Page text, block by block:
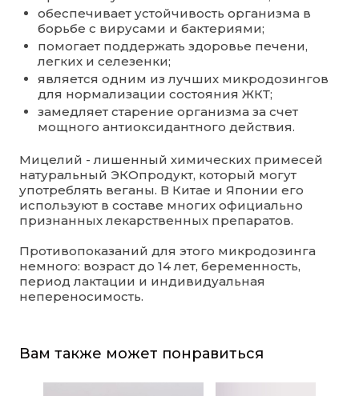
обеспечивает устойчивость организма в
борьбе с вирусами и бактериями;
помогает поддержать здоровье печени,
легких и селезенки;
является одним из лучших микродозингов
для нормализации состояния ЖКТ;
замедляет старение организма за счет
мощного антиоксидантного действия.
Мицелий - лишенный химических примесей
натуральный ЭКОпродукт, который могут
употреблять веганы. В Китае и Японии его
используют в составе многих официально
признанных лекарственных препаратов.
Противопоказаний для этого микродозинга
немного: возраст до 14 лет, беременность,
период лактации и индивидуальная
непереносимость.
Вам также может понравиться